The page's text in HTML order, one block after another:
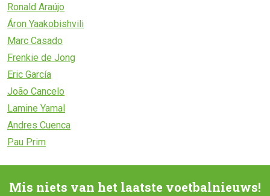
Ronald Araújo
Áron Yaakobishvili
Marc Casado
Frenkie de Jong
Eric García
João Cancelo
Lamine Yamal
Andres Cuenca
Pau Prim
Mis niets van het laatste voetbalnieuws!